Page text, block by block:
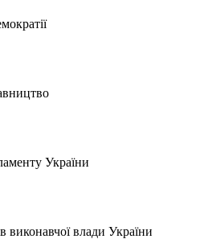
України
виконавчої влади України